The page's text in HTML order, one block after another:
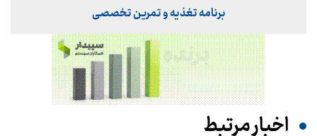
برنامه تغذیه و تمرین تخصصی
اخبار مرتبط